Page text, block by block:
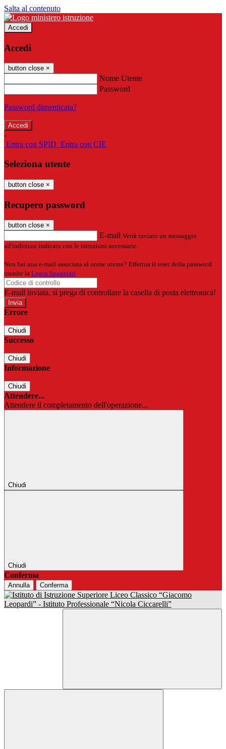
Salta al contenuto
Accedi
Accedi
button close ×
Nome Utente
Password
Password dimenticata?
-
Entra con SPID Entra con CIE
Seleziona utente
button close ×
Recupero password
button close ×
E-mail Verrà inviato un messaggio
all'indirizzo indicato con le istruzioni necessarie.
Non hai una e-mail associata al nome utente? Effettua il reset della password
tramite la Login Spaggiari
E-mail inviata, si prega di controllare la casella di posta elettronica!
Errore
Chiudi
Successo
Chiudi
Informazione
Chiudi
Attendere...
Attendere il completamento dell'operazione...
Chiudi
Chiudi
Conferma
Annulla Conferma